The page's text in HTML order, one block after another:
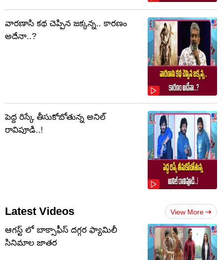
వారణాసి కథ చెప్పిన జక్కన్న.. కారణం
అదేనా..?
పెద్ద రిస్కే తీసుకోబోతున్న అనిల్
రావిపూడి..!
Latest Videos View More
ఆగస్ట్ లో బాక్సాఫీస్ దగ్గర ఫ్యామిలీ
సినిమాల జాతర